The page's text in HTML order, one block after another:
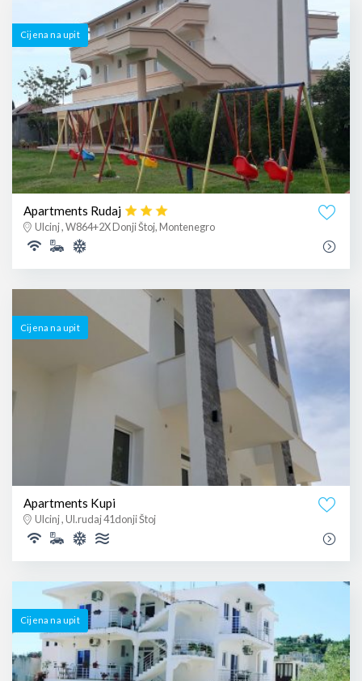
Cijena na upit
Apartments Rudaj
Ulcinj , W864+2X Donji Štoj, Montenegro
Cijena na upit
Apartments Kupi
Ulcinj , Ul.rudaj 41donji Štoj
Cijena na upit